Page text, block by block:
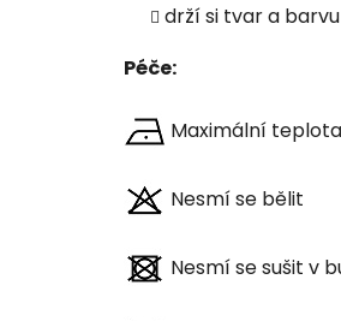
drží si tvar a
Péče:
Maximální teplota
Nesmí se bělit
Nesmí se sušit v